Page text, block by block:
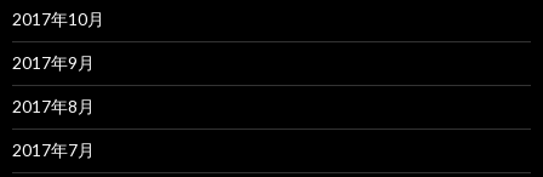
2017年10月
2017年9月
2017年8月
2017年7月